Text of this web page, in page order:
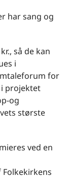
har sang og
så de kan
i
for
i projektet
og
største
ved en